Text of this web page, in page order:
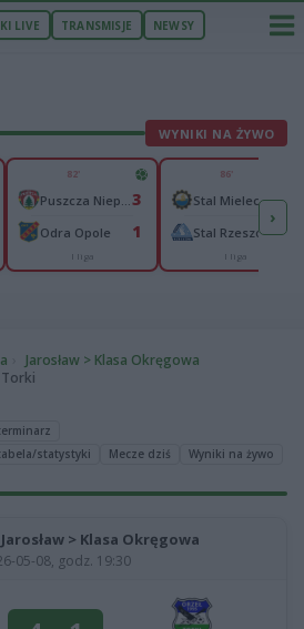
LIVE TRANSMISJE NEWSY
WYNIKI NA ŻYWO
82'
3
Odra Opole 1
I liga
86'
Stal Mielec 1
Stal Rzeszów 1
I liga
›
Jarosław > Klasa Okręgowa
Torki
statystyki
Mecze dziś Wyniki na żywo
> Klasa Okręgowa
05-08, godz. 19:30